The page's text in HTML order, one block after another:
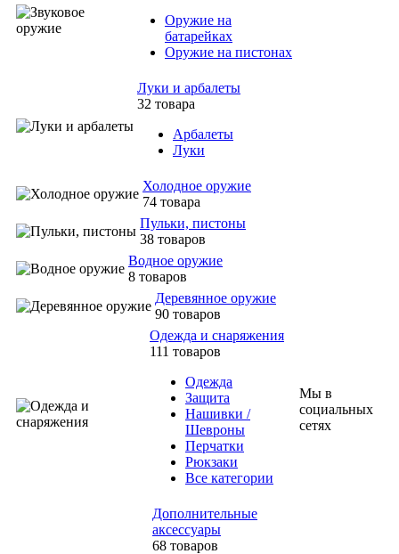
Оружие на
батарейках
Оружие на пистонах
Луки и арбалеты
32 товара
Арбалеты
Луки
Холодное оружие
74 товара
Пульки, пистоны
38 товаров
Водное оружие
8 товаров
Деревянное оружие
90 товаров
Одежда и снаряжения
111 товаров
Одежда
Защита
Нашивки /
Шевроны
Перчатки
Рюкзаки
Все категории
Дополнительные
аксессуары
68 товаров
Мы в
социальных
сетях